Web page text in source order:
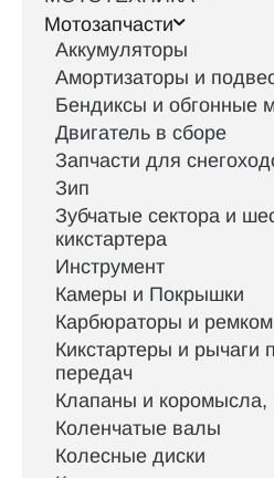
Мотозапчасти
Аккумуляторы
Амортизаторы и
Бендиксы и обгонные
Двигатель в сборе
Запчасти для
Зип
Зубчатые сектора и
кикстартера
Инструмент
Камеры и Покрышки
Карбюраторы и
Кикстартеры и рычаги
передач
Клапаны и
Коленчатые валы
Колесные диски